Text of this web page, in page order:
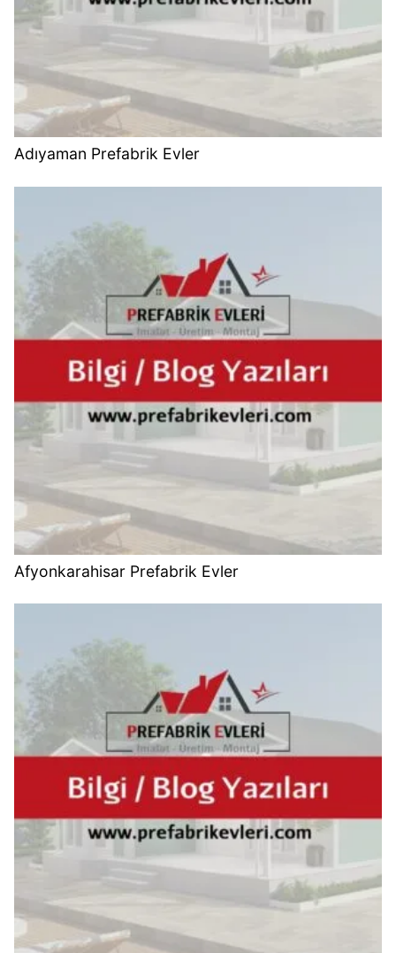
Adıyaman Prefabrik Evler
Afyonkarahisar Prefabrik Evler